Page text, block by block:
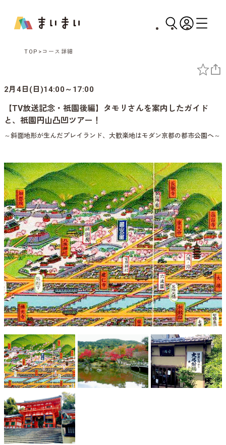
TOP コース詳細
2月4日(日)14:00～17:00
【TV放送記念・祇園後編】タモリさんを案内したガイド
と、祇園円山凸凹ツアー！
～斜面地形が生んだプレイランド、大歓楽地はモダン京都の都市公園へ～